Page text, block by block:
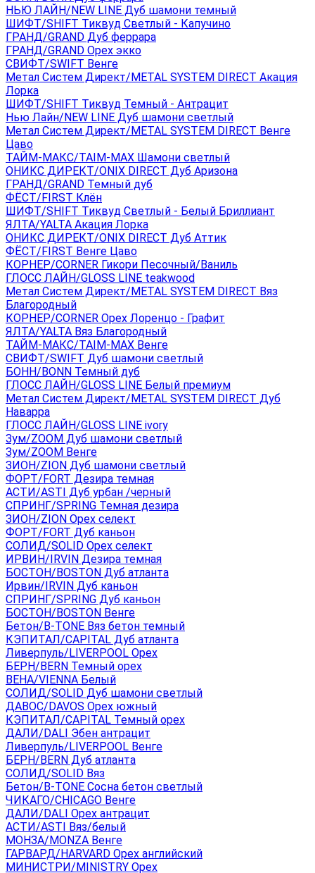
НЬЮ ЛАЙН/NEW LINE Дуб шамони темный
ШИФТ/SHIFT Тиквуд Светлый - Капучино
ГРАНД/GRAND Дуб феррара
ГРАНД/GRAND Орех экко
СВИФТ/SWIFT Венге
Метал Систем Директ/METAL SYSTEM DIRECT Акация
Лорка
ШИФТ/SHIFT Тиквуд Темный - Антрацит
Нью Лайн/NEW LINE Дуб шамони светлый
Метал Систем Директ/METAL SYSTEM DIRECT Венге
Цаво
ТАЙМ-МАКС/TAIM-MAX Шамони светлый
ОНИКС ДИРЕКТ/ONIX DIRECT Дуб Аризона
ГРАНД/GRAND Темный дуб
ФЁСТ/FIRST Клён
ШИФТ/SHIFT Тиквуд Светлый - Белый Бриллиант
ЯЛТА/YALTA Акация Лорка
ОНИКС ДИРЕКТ/ONIX DIRECT Дуб Аттик
ФЁСТ/FIRST Венге Цаво
КОРНЕР/CORNER Гикори Песочный/Ваниль
ГЛОСС ЛАЙН/GLOSS LINE teakwood
Метал Систем Директ/METAL SYSTEM DIRECT Вяз
Благородный
КОРНЕР/CORNER Орех Лоренцо - Графит
ЯЛТА/YALTA Вяз Благородный
ТАЙМ-МАКС/TAIM-MAX Венге
СВИФТ/SWIFT Дуб шамони светлый
БОНН/BONN Темный дуб
ГЛОСС ЛАЙН/GLOSS LINE Белый премиум
Метал Систем Директ/METAL SYSTEM DIRECT Дуб
Наварра
ГЛОСС ЛАЙН/GLOSS LINE ivory
Зум/ZOOM Дуб шамони светлый
Зум/ZOOM Венге
ЗИОН/ZION Дуб шамони светлый
ФОРТ/FORT Дезира темная
АСТИ/ASTI Дуб урбан /черный
СПРИНГ/SPRING Темная дезира
ЗИОН/ZION Орех селект
ФОРТ/FORT Дуб каньон
СОЛИД/SOLID Орех селект
ИРВИН/IRVIN Дезира темная
БОСТОН/BOSTON Дуб атланта
Ирвин/IRVIN Дуб каньон
СПРИНГ/SPRING Дуб каньон
БОСТОН/BOSTON Венге
Бетон/B-TONE Вяз бетон темный
КЭПИТАЛ/CAPITAL Дуб атланта
Ливерпуль/LIVERPOOL Орех
БЕРН/BERN Темный орех
ВЕНА/VIENNA Белый
СОЛИД/SOLID Дуб шамони светлый
ДАВОС/DAVOS Орех южный
КЭПИТАЛ/CAPITAL Темный орех
ДАЛИ/DALI Эбен антрацит
Ливерпуль/LIVERPOOL Венге
БЕРН/BERN Дуб атланта
СОЛИД/SOLID Вяз
Бетон/B-TONE Сосна бетон светлый
ЧИКАГО/CHICAGO Венге
ДАЛИ/DALI Орех антрацит
АСТИ/ASTI Вяз/белый
МОНЗА/MONZA Венге
ГАРВАРД/HARVARD Орех английский
МИНИСТРИ/MINISTRY Орех